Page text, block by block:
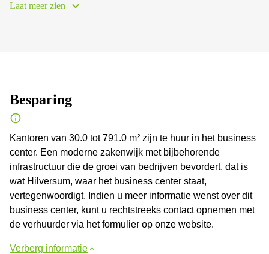
Laat meer zien
Besparing
Kantoren van 30.0 tot 791.0 m² zijn te huur in het business
center. Een moderne zakenwijk met bijbehorende
infrastructuur die de groei van bedrijven bevordert, dat is
wat Hilversum, waar het business center staat,
vertegenwoordigt. Indien u meer informatie wenst over dit
business center, kunt u rechtstreeks contact opnemen met
de verhuurder via het formulier op onze website.
Verberg informatie